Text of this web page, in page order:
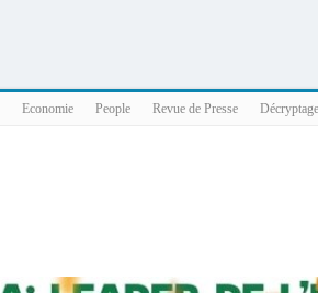
Economie People Revue de Presse Décryptage